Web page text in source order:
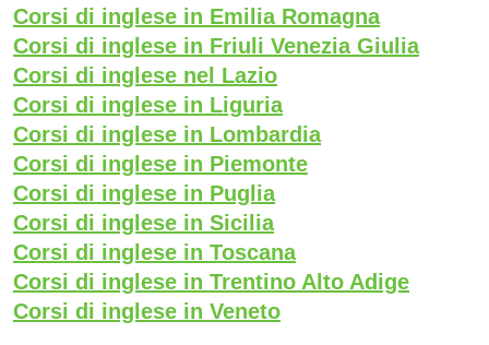
Corsi di inglese in Emilia Romagna
Corsi di inglese in Friuli Venezia Giulia
Corsi di inglese nel Lazio
Corsi di inglese in Liguria
Corsi di inglese in Lombardia
Corsi di inglese in Piemonte
Corsi di inglese in Puglia
Corsi di inglese in Sicilia
Corsi di inglese in Toscana
Corsi di inglese in Trentino Alto Adige
Corsi di inglese in Veneto